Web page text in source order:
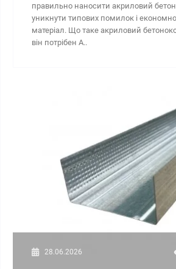
правильно наносити акриловий
уникнути типових помилок і
матеріал. Що таке акриловий
він потрібен А..
28.06.2026